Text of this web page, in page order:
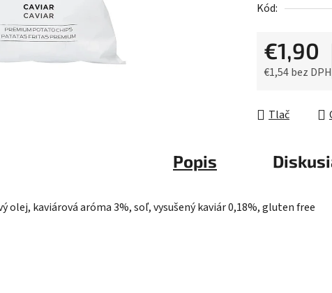
Kód:
€1,90
€1,54 bez DPH
Tlač
Popis
olej, kaviárová aróma 3%, soľ, vysušený kaviár 0,18%, gluten free